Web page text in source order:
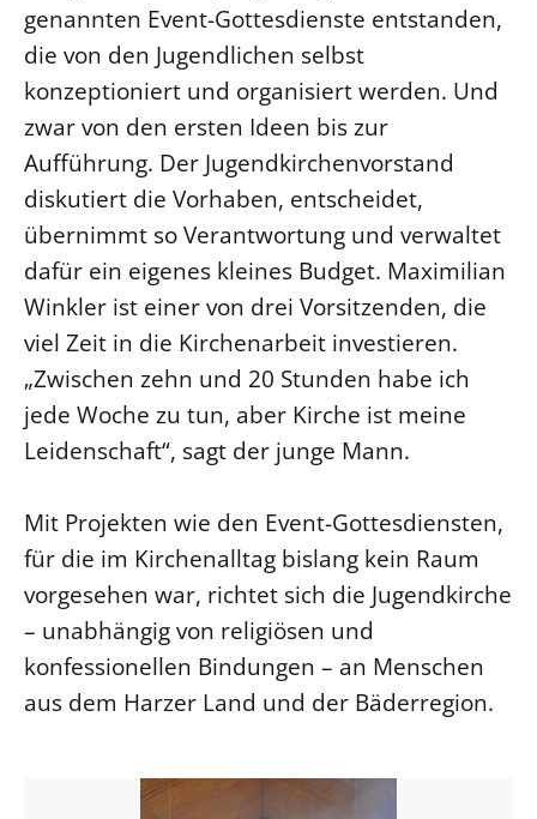
genannten Event-Gottesdienste entstanden,
die von den Jugendlichen selbst
konzeptioniert und organisiert werden. Und
zwar von den ersten Ideen bis zur
Aufführung. Der Jugendkirchenvorstand
diskutiert die Vorhaben, entscheidet,
übernimmt so Verantwortung und verwaltet
dafür ein eigenes kleines Budget. Maximilian
Winkler ist einer von drei Vorsitzenden, die
viel Zeit in die Kirchenarbeit investieren.
„Zwischen zehn und 20 Stunden habe ich
jede Woche zu tun, aber Kirche ist meine
Leidenschaft“, sagt der junge Mann.
Mit Projekten wie den Event-Gottesdiensten,
für die im Kirchenalltag bislang kein Raum
vorgesehen war, richtet sich die Jugendkirche
– unabhängig von religiösen und
konfessionellen Bindungen – an Menschen
aus dem Harzer Land und der Bäderregion.